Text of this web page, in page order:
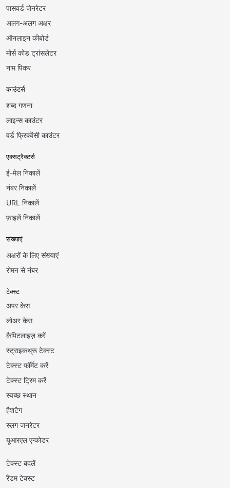
पासवर्ड जेनरेटर
अलग-अलग अक्षर
ऑनलाइन कीबोर्ड
मोर्स कोड ट्रांसलेटर
नाम पिकर
काउंटर्स
शब्द गणना
लाइन्स काउंटर
वर्ड फ्रिक्वेंसी काउंटर
एक्सट्रैक्टर्स
ई-मेल निकालें
नंबर निकालें
URL निकालें
फ़ाइलें निकालें
संख्याएं
अक्षरों के लिए संख्याएं
रोमन से नंबर
टेक्स्ट
अपर केस
लोअर केस
कैपिटलाइज़ करें
स्ट्राइकथ्रू टेक्स्ट
टेक्स्ट फॉर्मेट करें
टेक्स्ट ट्रिम करें
स्वच्छ स्थान
हैशटैग
स्लग जनरेटर
यूआरएल एन्कोडर
टेक्स्ट बदलें
रैंडम टेक्स्ट